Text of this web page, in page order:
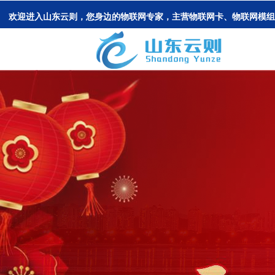
欢迎进入山东云则，您身边的物联网专家，主营物联网卡、物联网